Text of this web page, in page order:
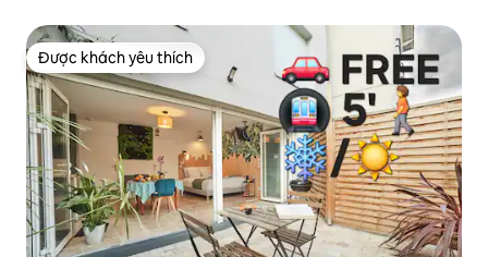
Được khách yêu thích
Được khách yêu thích